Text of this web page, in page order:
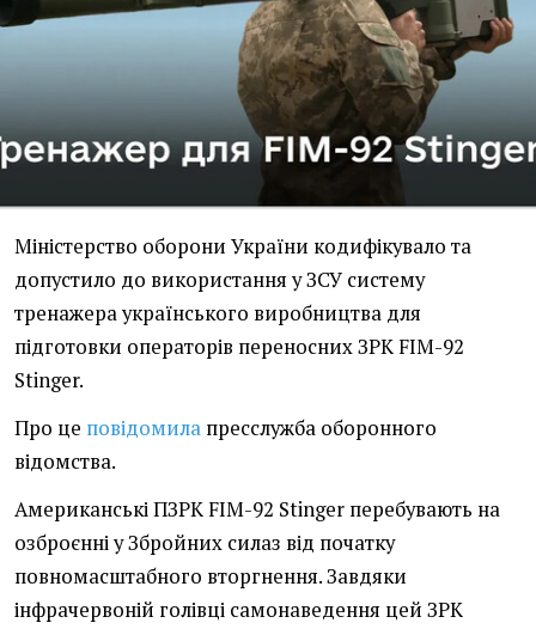
Міністерство оборони України кодифікувало та
допустило до використання у ЗСУ систему
тренажера українського виробництва для
підготовки операторів переносних ЗРК FIM-92
Stinger.
Про це повідомила пресслужба оборонного
відомства.
Американські ПЗРК FIM-92 Stinger перебувають на
озброєнні у Збройних силаз від початку
повномасштабного вторгнення. Завдяки
інфрачервоній голівці самонаведення цей ЗРК